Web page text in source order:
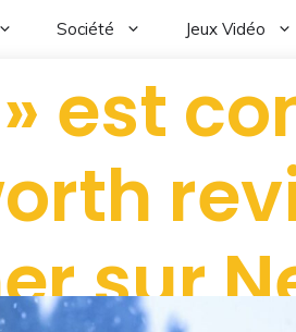
Société Jeux Vidéo
est
sur